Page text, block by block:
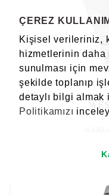
ÇEREZ
Kişisel verileriniz,
hizmetlerinin
sunulması için
şekilde toplanıp
detaylı bilgi
Politikamızı